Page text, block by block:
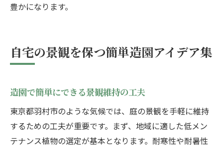
豊かになります。
自宅の景観を保つ簡単造園アイデア集
造園で簡単にできる景観維持の工夫
東京都羽村市のような気候では、庭の景観を手軽に維持
するための工夫が重要です。まず、地域に適した低メン
テナンス植物の選定が基本となります。耐寒性や耐暑性